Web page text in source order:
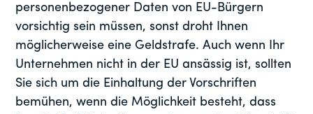
personenbezogener Daten von EU-Bürgern
vorsichtig sein müssen, sonst droht Ihnen
möglicherweise eine Geldstrafe. Auch wenn Ihr
Unternehmen nicht in der EU ansässig ist, sollten
Sie sich um die Einhaltung der Vorschriften
bemühen, wenn die Möglichkeit besteht, dass